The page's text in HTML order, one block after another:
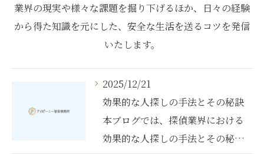
業界の現実や様々な課題を掘り下げるほか、日々の経験
から得た知識を元にした、安全な生活を送るコツを発信
いたします。
2025/12/21
効果的な人探しの手法とその秘訣
本ブログでは、探偵業界における
効果的な人探しの手法とその秘…